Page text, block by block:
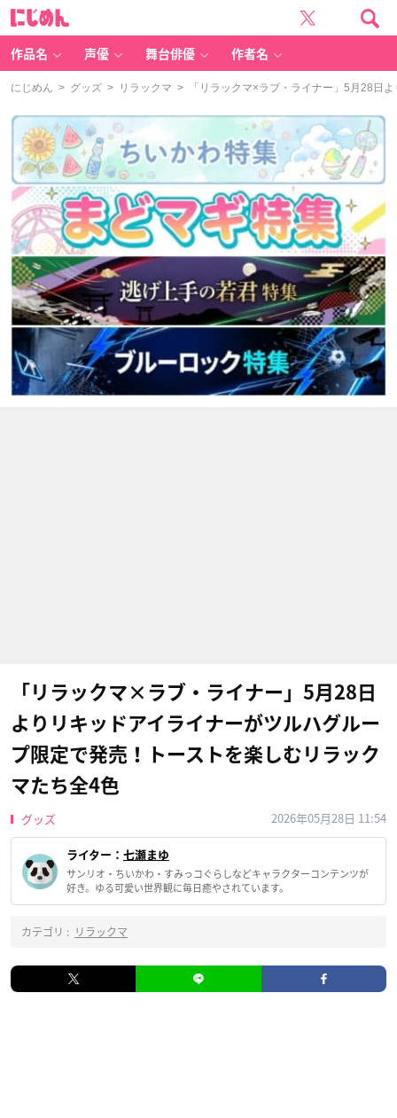
作品名 声優 舞台俳優 作者名
にじめん > グッズ > リラックマ > 「リラックマ×ラブ・ライナー」5月28日
「リラックマ×ラブ・ライナー」5月28日
よりリキッドアイライナーがツルハグルー
プ限定で発売！トーストを楽しむリラック
マたち全4色
グッズ 2026年05月28日 11:54
ライター： 七瀬まゆ
サンリオ・ちいかわ・すみっコぐらしなどキャラクターコンテンツが
好き。ゆる可愛い世界観に毎日癒やされています。
カテゴリ : リラックマ